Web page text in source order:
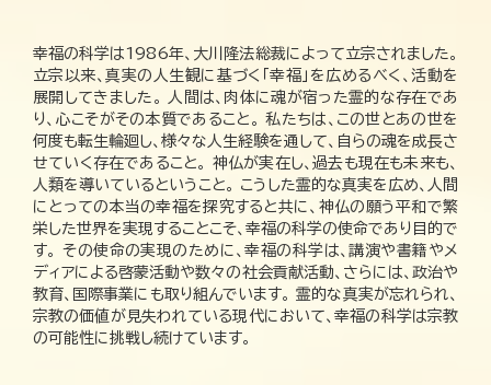
幸福の科学は1986年、大川隆法総裁によって立宗されました。
立宗以来、真実の人生観に基づく「幸福」を広めるべく、活動を
展開してきました。 人間は、肉体に魂が宿った霊的な存在であ
り、心こそがその本質であること。 私たちは、この世とあの世を
何度も転生輪廻し、様々な人生経験を通して、自らの魂を成長さ
せていく存在であること。 神仏が実在し、過去も現在も未来も、
人類を導いているということ。 こうした霊的な真実を広め、人間
にとっての本当の幸福を探究すると共に、神仏の願う平和で繁
栄した世界を実現することこそ、幸福の科学の使命であり目的で
す。 その使命の実現のために、幸福の科学は、講演や書籍やメ
ディアによる啓蒙活動や数々の社会貢献活動、さらには、政治や
教育、国際事業にも取り組んでいます。 霊的な真実が忘れられ、
宗教の価値が見失われている現代において、幸福の科学は宗教
の可能性に挑戦し続けています。